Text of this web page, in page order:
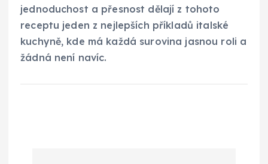
jednoduchost a přesnost dělají z tohoto
receptu jeden z nejlepších příkladů italské
kuchyně, kde má každá surovina jasnou roli a
žádná není navíc.